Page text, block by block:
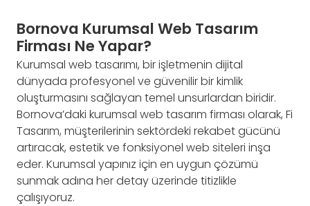
Bornova Kurumsal Web Tasarım
Firması Ne Yapar?
Kurumsal web tasarımı, bir işletmenin dijital
dünyada profesyonel ve güvenilir bir kimlik
oluşturmasını sağlayan temel unsurlardan biridir.
Bornova’daki kurumsal web tasarım firması olarak, Fi
Tasarım, müşterilerinin sektördeki rekabet gücünü
artıracak, estetik ve fonksiyonel web siteleri inşa
eder. Kurumsal yapınız için en uygun çözümü
sunmak adına her detay üzerinde titizlikle
çalışıyoruz.